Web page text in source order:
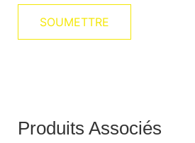
Produits Associés